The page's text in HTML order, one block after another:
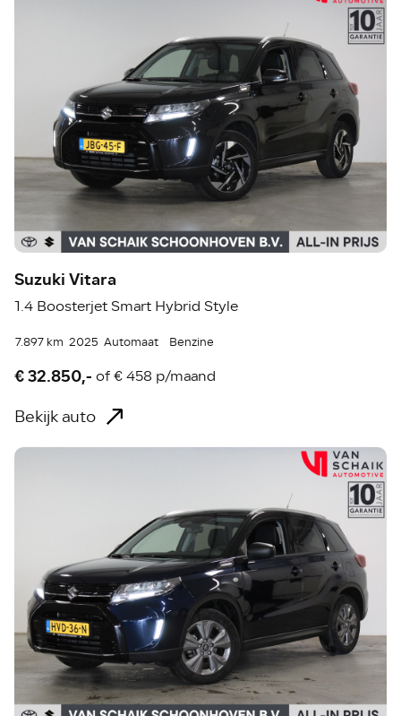
Suzuki Vitara
1.4 Boosterjet Smart Hybrid Style
7.897 km 2025 Automaat Benzine
€ 32.850,- of€ 458 p/maand
Bekijk auto